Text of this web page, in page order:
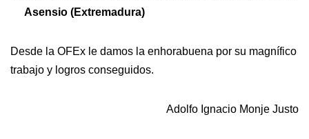
Asensio (Extremadura)
Desde la OFEx le damos la enhorabuena por su magnífico
trabajo y logros conseguidos.
Adolfo Ignacio Monje Justo